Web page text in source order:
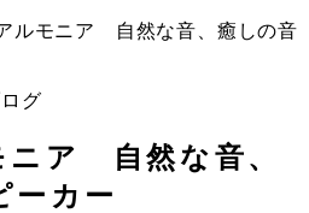
ルモニア 自然な音、癒しの音
グ
ニア 自然な音、
ーカー